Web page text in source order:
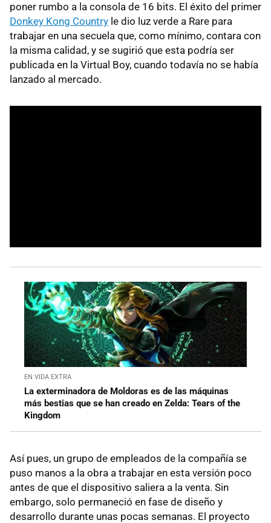
poner rumbo a la consola de 16 bits. El éxito del primer
Donkey Kong Country le dio luz verde a Rare para
trabajar en una secuela que, como mínimo, contara con
la misma calidad, y se sugirió que esta podría ser
publicada en la Virtual Boy, cuando todavía no se había
lanzado al mercado.
EN VIDA EXTRA
La exterminadora de Moldoras es de las máquinas
más bestias que se han creado en Zelda: Tears of the
Kingdom
Así pues, un grupo de empleados de la compañía se
puso manos a la obra a trabajar en esta versión poco
antes de que el dispositivo saliera a la venta. Sin
embargo, solo permaneció en fase de diseño y
desarrollo durante unas pocas semanas. El proyecto